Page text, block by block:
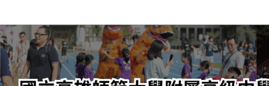
轉
至
主
內